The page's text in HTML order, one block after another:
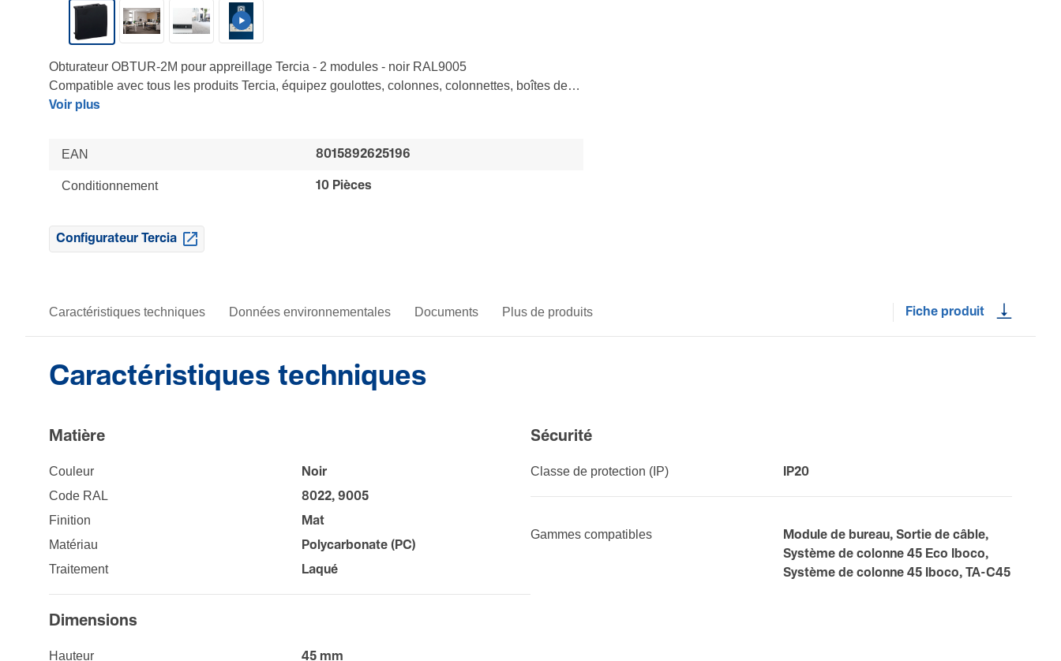
Obturateur OBTUR-2M pour appreillage Tercia - 2 modules - noir RAL9005
Compatible avec tous les produits Tercia, équipez goulottes, colonnes, colonnettes, boîtes de
sol et nourrices
Voir plus
EAN 8015892625196
Conditionnement 10 Pièces
Configurateur Tercia
Caractéristiques techniques Données environnementales Documents Plus de produits Fiche produit
Caractéristiques techniques
Matière
Couleur
Noir
Code RAL
8022, 9005
Fini­tion
Mat
Maté­riau
Polycarbonate (PC)
Trai­te­ment
Laqué
Dimen­sions
Hauteur
45 mm
Sécu­rité
Classe de protection (IP) IP20
Gammes compatibles
Module de bureau, Sortie de câble,
Système de colonne 45 Eco Iboco,
Système de colonne 45 Iboco, TA-C45